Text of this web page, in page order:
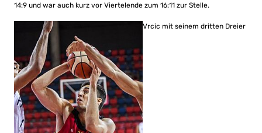
14:9 und war auch kurz vor Viertelende zum 16:11 zur Stelle.
Vrcic mit seinem dritten Dreier